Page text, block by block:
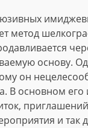
метод
основу.
он
В основном его
и так